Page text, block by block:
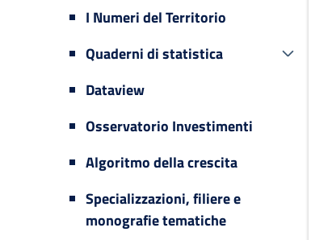
I Numeri del Territorio
Quaderni di statistica
Dataview
Osservatorio Investimenti
Algoritmo della crescita
Specializzazioni, filiere e
monografie tematiche